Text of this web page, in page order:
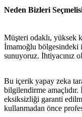
Neden Bizleri
Müşteri odaklı, yüksek
İmamoğlu bölgesindeki
sunuyoruz. İhtiyacınız
Bu içerik yapay zeka
bilgilendirme
eksiksizliği garanti
kullanmadan önce